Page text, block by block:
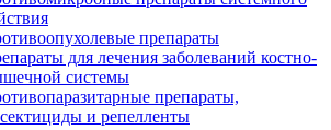
препараты
для лечения заболеваний костно-
системы
препараты,
и репелленты